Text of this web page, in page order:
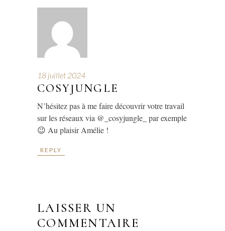
18 juillet 2024
COSYJUNGLE
N’hésitez pas à me faire découvrir votre travail
sur les réseaux via @_cosyjungle_ par exemple
😉 Au plaisir Amélie !
REPLY
LAISSER UN
COMMENTAIRE